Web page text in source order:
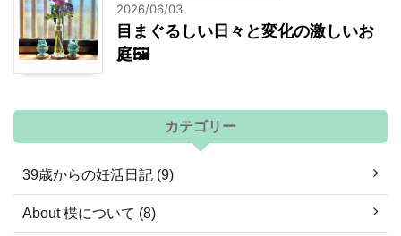
2026/06/03
目まぐるしい日々と変化の激しいお
庭🖼
カテゴリー
39歳からの妊活日記 (9)
About 楪について (8)